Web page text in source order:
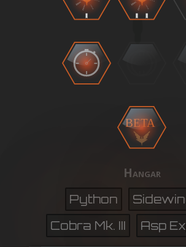
BETA
Hangar
Python
Cobra Mk. III
Asp